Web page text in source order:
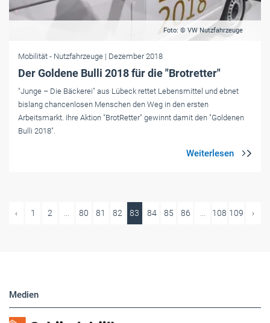
Foto: © VW Nutzfahrzeuge
Mobilität - Nutzfahrzeuge | Dezember 2018
Der Goldene Bulli 2018 für die "Brotretter"
"Junge – Die Bäckerei" aus Lübeck rettet Lebensmittel und ebnet
bislang chancenlosen Menschen den Weg in den ersten
Arbeitsmarkt. Ihre Aktion "BrotRetter" gewinnt damit den "Goldenen
Bulli 2018".
‹ 1 2 ... 80 81 82 83 84 85 86 ... 108 109 ›
Medien